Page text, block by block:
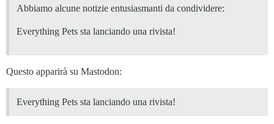
Abbiamo alcune notizie entusiasmanti da condividere:
Everything Pets sta lanciando una rivista!
Questo apparirà su Mastodon:
Everything Pets sta lanciando una rivista!